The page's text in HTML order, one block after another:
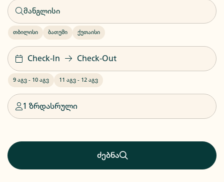
თბილისი ბათუმი ქუთაისი
Check-In Check-Out
9 აგვ - 10 აგვ 11 აგვ - 12 აგვ
1 ზრდასრული
ძებნა